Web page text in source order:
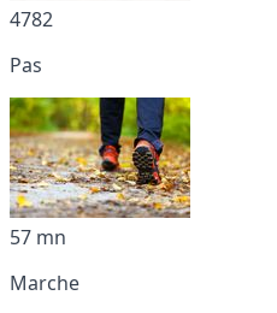
4782
Pas
57 mn
Marche